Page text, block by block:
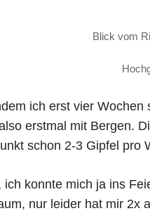
Blick vom
ich erst vier
erstmal mit Bergen.
schon 2-3 Gipfel pro
ich konnte mich ja ins
nur leider hat mir 2x